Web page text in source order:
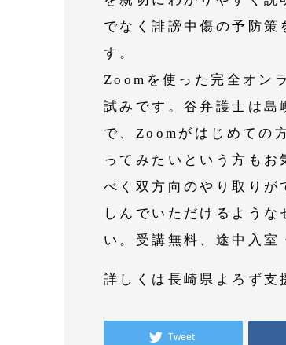
でなく誹謗中傷の予防策
す。
Zoomを使った完全オン
試みです。谷弁護士は島
で、Zoomがはじめての
ってみたいという方も
べく双方向のやり取りが
しんでいただけるよう
い。受講無料、途中入室
詳しくは長崎県よろず支
Tweet